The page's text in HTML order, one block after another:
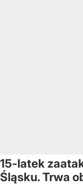
15-latek
Śląsku. Trwa